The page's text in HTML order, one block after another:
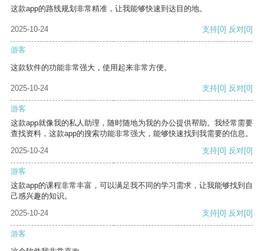
这款app的路线规划非常精准，让我能够快速到达目的地。
2025-10-24 支持[0] 反对[0]
游客
这款软件的功能非常强大，使用起来非常方便。
2025-10-24 支持[0] 反对[0]
游客
这款app就像我的私人助理，随时随地为我的办公提供帮助。我经常需要
查找资料，这款app的搜索功能非常强大，能够快速找到我需要的信息。
2025-10-24
支持[0] 反对[0]
游客
这款app的课程非常丰富，可以满足我不同的学习需求，让我能够找到自
己感兴趣的知识。
2025-10-24
支持[0] 反对[0]
游客